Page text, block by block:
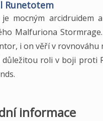
Runetotem
mocným arcidruidem
Malfuriona
i on věří v rovnováhu
důležitou roli v boji proti
informace